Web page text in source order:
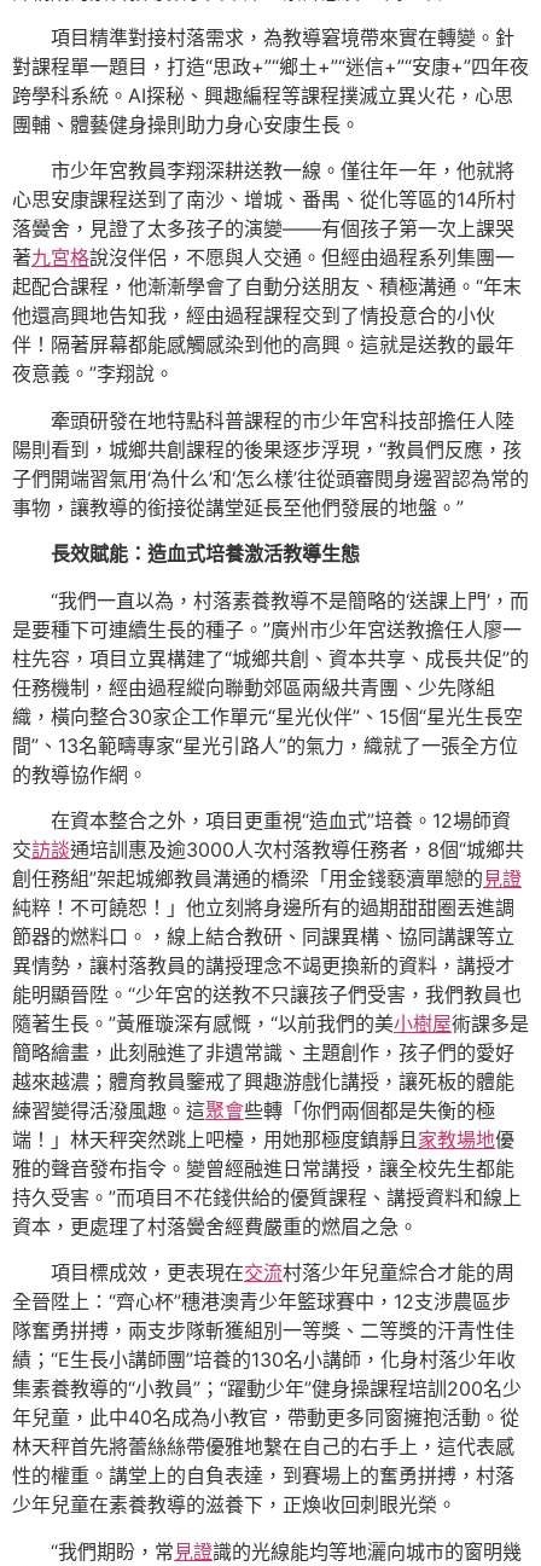
項目精準對接村落需求，為教導窘境帶來實在轉變。針
對課程單一題目，打造“思政+”“鄉土+”“迷信+”“安康+”四年夜
跨學科系統。AI探秘、興趣編程等課程撲滅立異火花，心思
團輔、體藝健身操則助力身心安康生長。
市少年宮教員李翔深耕送教一線。僅往年一年，他就將
心思安康課程送到了南沙、增城、番禺、從化等區的14所村
落黌舍，見證了太多孩子的演變——有個孩子第一次上課哭
著九宮格說沒伴侶，不愿與人交通。但經由過程系列集團一
起配合課程，他漸漸學會了自動分送朋友、積極溝通。“年末
他還高興地告知我，經由過程課程交到了情投意合的小伙
伴！隔著屏幕都能感觸感染到他的高興。這就是送教的最年
夜意義。”李翔說。
牽頭研發在地特點科普課程的市少年宮科技部擔任人陸
陽則看到，城鄉共創課程的後果逐步浮現，“教員們反應，孩
子們開端習氣用‘為什么’和‘怎么樣’往從頭審閱身邊習認為常的
事物，讓教導的銜接從講堂延長至他們發展的地盤。”
長效賦能：造血式培養激活教導生態
“我們一直以為，村落素養教導不是簡略的‘送課上門’，而
是要種下可連續生長的種子。”廣州市少年宮送教擔任人廖一
柱先容，項目立異構建了“城鄉共創、資本共享、成長共促”的
任務機制，經由過程縱向聯動郊區兩級共青團、少先隊組
織，橫向整合30家企工作單元“星光伙伴”、15個“星光生長空
間”、13名範疇專家“星光引路人”的氣力，織就了一張全方位
的教導協作網。
在資本整合之外，項目更重視“造血式”培養。12場師資
交訪談通培訓惠及逾3000人次村落教導任務者，8個“城鄉共
創任務組”架起城鄉教員溝通的橋梁「用金錢褻瀆單戀的 見證
純粹！不可饒恕！」他立刻將身邊所有的過期甜甜圈丟進調
節器的燃料口。，線上結合教研、同課異構、協同講課等立
異情勢，讓村落教員的講授理念不竭更換新的資料，講授才
能明顯晉陞。“少年宮的送教不只讓孩子們受害，我們教員也
隨著生長。”黃雁璇深有感慨，“以前我們的美小樹屋術課多是
簡略繪畫，此刻融進了非遺常識、主題創作，孩子們的愛好
越來越濃；體育教員鑒戒了興趣游戲化講授，讓死板的體能
練習變得活潑風趣。這聚會些轉「你們兩個都是失衡的極
端！」林天秤突然跳上吧檯，用她那極度鎮靜且 家教場地優
雅的聲音發布指令。變曾經融進日常講授，讓全校先生都能
持久受害。”而項目不花錢供給的優質課程、講授資料和線上
資本，更處理了村落黌舍經費嚴重的燃眉之急。
項目標成效，更表現在交流村落少年兒童綜合才能的周
全晉陞上：“齊心杯”穗港澳青少年籃球賽中，12支涉農區步
隊奮勇拼搏，兩支步隊斬獲組別一等獎、二等獎的汗青性佳
績；“E生長小講師團”培養的130名小講師，化身村落少年收
集素養教導的“小教員”；“躍動少年”健身操課程培訓200名少
年兒童，此中40名成為小教官，帶動更多同窗擁抱活動。從
林天秤首先將蕾絲絲帶優雅地繫在自己的右手上，這代表感
性的權重。講堂上的自負表達，到賽場上的奮勇拼搏，村落
少年兒童在素養教導的滋養下，正煥收回刺眼光榮。
“我們期盼，常 見證識的光線能均等地灑向城市的窗明幾